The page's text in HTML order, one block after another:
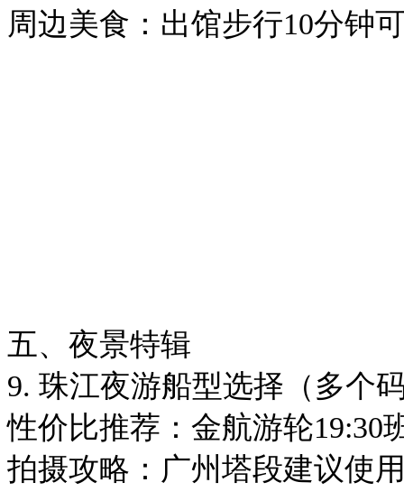
周边美食：出馆步行10分钟
五、夜景特辑
9. 珠江夜游船型选择（多个
性价比推荐：金航游轮19:30
拍摄攻略：广州塔段建议使